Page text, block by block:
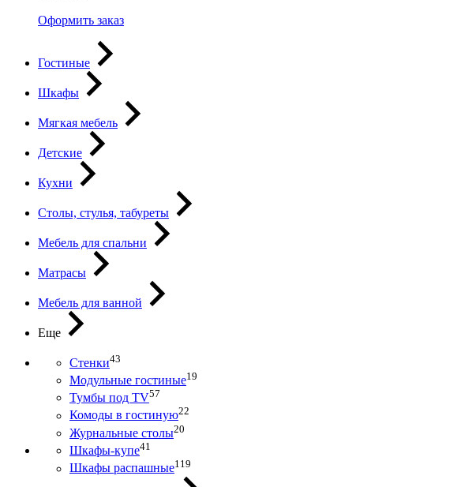
Оформить заказ
Гостиные
Шкафы
Мягкая мебель
Детские
Кухни
Столы, стулья, табуреты
Мебель для спальни
Матрасы
Мебель для ванной
Еще
Стенки43
Модульные гостиные19
Тумбы под ТV57
Комоды в гостиную22
Журнальные столы20
Шкафы-купе41
Шкафы распашные119